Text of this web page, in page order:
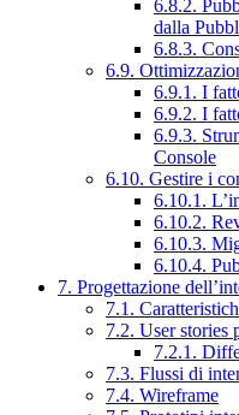
6.8.2.
dalla
6.8.3.
6.9.
6.9.1. I
6.9.2. I
6.9.3.
Console
6.10. Gestire i
6.10.1.
6.10.2.
6.10.3.
6.10.4.
7. Progettazione
7.1.
7.2. User stories
7.2.1.
7.3. Flussi di
7.4. Wireframe